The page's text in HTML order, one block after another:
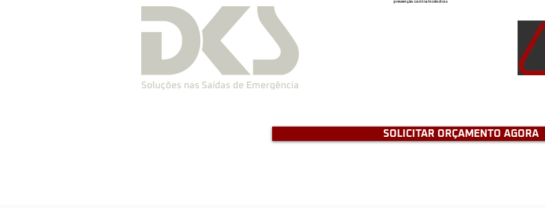
prevenção contra Incêndios
SOLICITAR ORÇAMENTO AGORA